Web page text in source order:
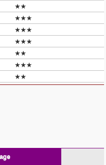
★★
★★★
★★★
★★★
★★
★★★
★★
★★★